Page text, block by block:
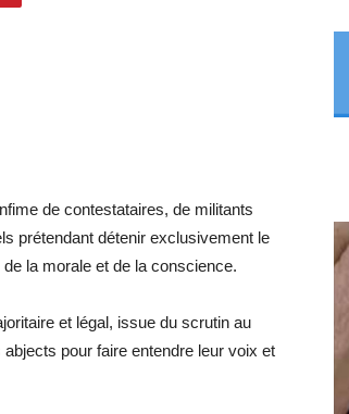
de contestataires, de militants
prétendant détenir exclusivement le
la morale et de la conscience.
et légal, issue du scrutin au
pour faire entendre leur voix et